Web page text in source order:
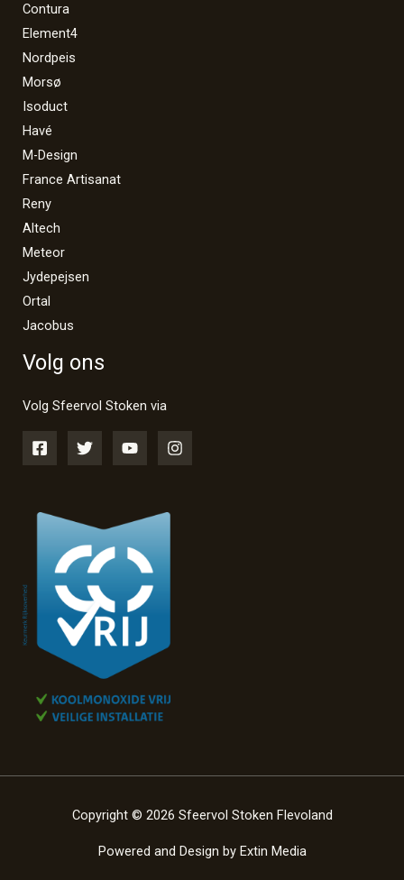
Contura
Element4
Nordpeis
Morsø
Isoduct
Havé
M-Design
France Artisanat
Reny
Altech
Meteor
Jydepejsen
Ortal
Jacobus
Volg ons
Volg Sfeervol Stoken via
Copyright © 2026 Sfeervol Stoken Flevoland
Powered and Design by Extin Media